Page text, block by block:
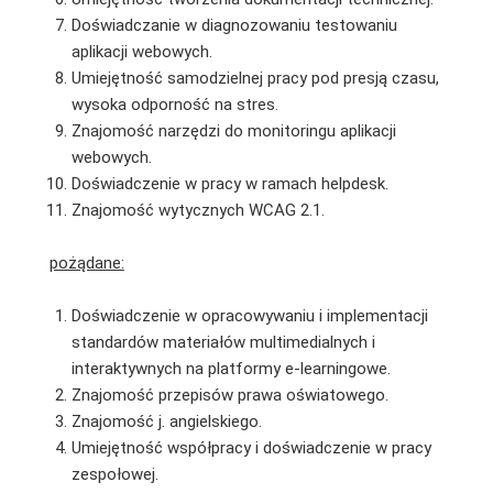
Doświadczanie w diagnozowaniu testowaniu
aplikacji webowych.
Umiejętność samodzielnej pracy pod presją czasu,
wysoka odporność na stres.
Znajomość narzędzi do monitoringu aplikacji
webowych.
Doświadczenie w pracy w ramach helpdesk.
Znajomość wytycznych WCAG 2.1.
pożądane:
Doświadczenie w opracowywaniu i implementacji
standardów materiałów multimedialnych i
interaktywnych na platformy e-learningowe.
Znajomość przepisów prawa oświatowego.
Znajomość j. angielskiego.
Umiejętność współpracy i doświadczenie w pracy
zespołowej.